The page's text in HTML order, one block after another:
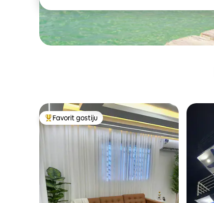
Glavni favorit gostiju
Favorit gostiju